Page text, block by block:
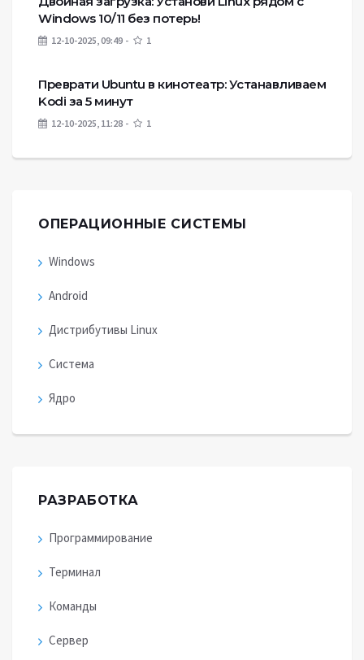
Windows 10/11 без потерь!
12-10-2025, 09:49 1
Преврати Ubuntu в кинотеатр: Устанавливаем
Kodi за 5 минут
12-10-2025, 11:28 1
ОПЕРАЦИОННЫЕ СИСТЕМЫ
Windows
Android
Дистрибутивы Linux
Система
Ядро
РАЗРАБОТКА
Программирование
Терминал
Команды
Сервер